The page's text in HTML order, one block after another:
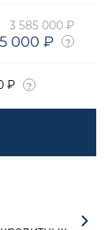
3 585 000 ₽
000 ₽
₽